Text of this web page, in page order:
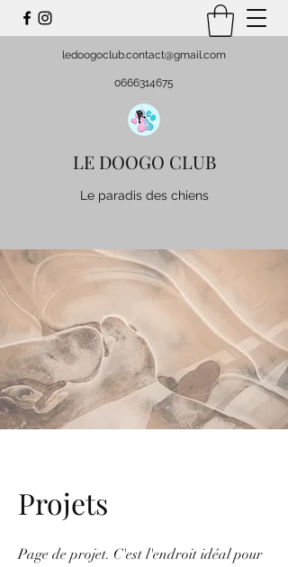
ledoogoclub.contact@gmail.com
0666314675
LE DOOGO CLUB
Le paradis des chiens
Projets
Page de projet. C'est l'endroit idéal pour